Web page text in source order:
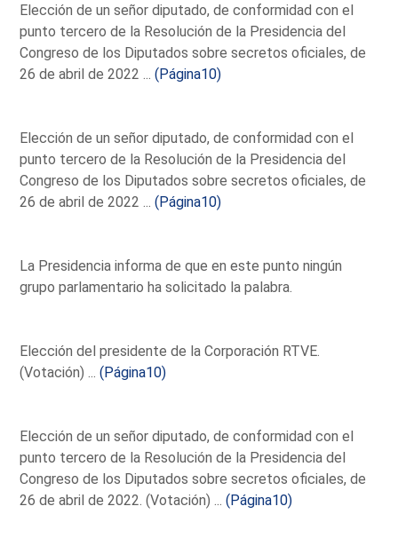
Elección de un señor diputado, de conformidad con el
punto tercero de la Resolución de la Presidencia del
Congreso de los Diputados sobre secretos oficiales, de
26 de abril de 2022 ...(Página10)
Elección de un señor diputado, de conformidad con el
punto tercero de la Resolución de la Presidencia del
Congreso de los Diputados sobre secretos oficiales, de
26 de abril de 2022 ...(Página10)
La Presidencia informa de que en este punto ningún
grupo parlamentario ha solicitado la palabra.
Elección del presidente de la Corporación RTVE.
(Votación) ...(Página10)
Elección de un señor diputado, de conformidad con el
punto tercero de la Resolución de la Presidencia del
Congreso de los Diputados sobre secretos oficiales, de
26 de abril de 2022. (Votación) ...(Página10)